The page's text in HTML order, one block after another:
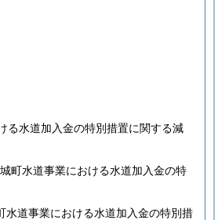
る水道加入金の特別措置に関する減
町水道事業における水道加入金の特
水道事業における水道加入金の特別措